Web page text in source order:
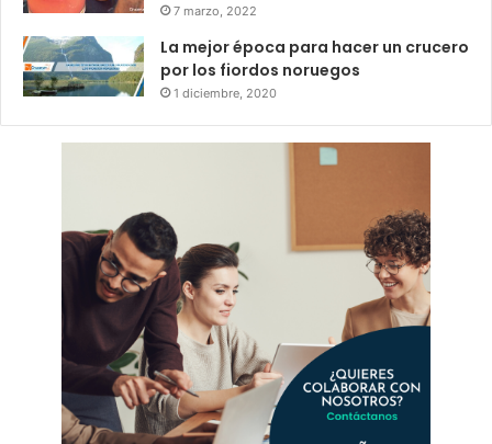
7 marzo, 2022
La mejor época para hacer un crucero
por los fiordos noruegos
1 diciembre, 2020